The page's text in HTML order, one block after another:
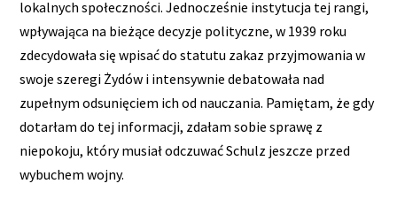
lokalnych społeczności. Jednocześnie instytucja tej rangi,
wpływająca na bieżące decyzje polityczne, w 1939 roku
zdecydowała się wpisać do statutu zakaz przyjmowania w
swoje szeregi Żydów i intensywnie debatowała nad
zupełnym odsunięciem ich od nauczania. Pamiętam, że gdy
dotarłam do tej informacji, zdałam sobie sprawę z
niepokoju, który musiał odczuwać Schulz jeszcze przed
wybuchem wojny.